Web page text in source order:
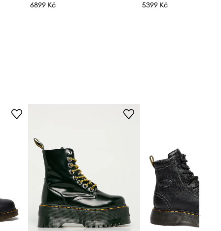
6899 Kč 5399 Kč